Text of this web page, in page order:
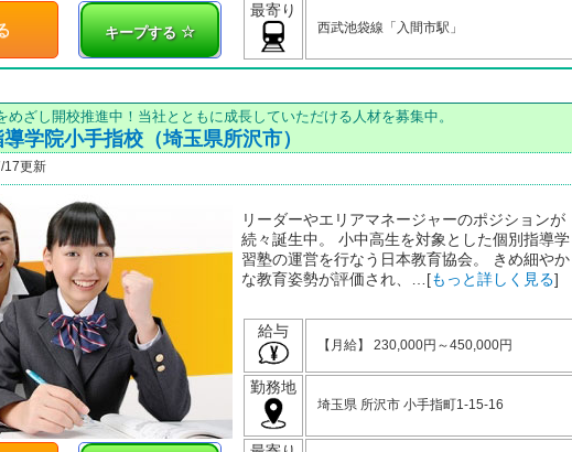
キープする
最寄り
西武池袋線「入間市駅」
めざし開校推進中！当社とともに成長していただける人材を募集中。
学院小手指校（埼玉県所沢市）
更新
リーダーやエリアマネージャーのポジションが
続々誕生中。 小中高生を対象とした個別指導学
習塾の運営を行なう日本教育協会。 きめ細やか
な教育姿勢が評価され、…[もっと詳しく見る]
給与
【月給】 230,000円～450,000円
勤務地
埼玉県 所沢市 小手指町1-15-16